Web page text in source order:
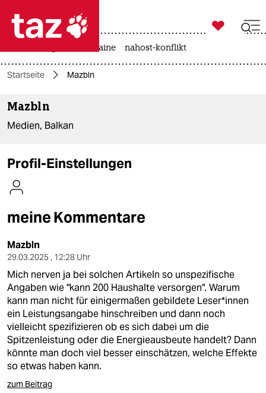
 taz zahl ich
themen
politik
öko
gesellschaft
kultur
sport
berlin
nord
wahrheit
verlag
verlag

taz zahl ich
krieg in der ukraine nahost-konflikt
Startseite Mazbln
Mazbln
Medien, Balkan
Profil-Einstellungen
meine Kommentare
Mazbln
29.03.2025 , 12:28 Uhr
Mich nerven ja bei solchen Artikeln so unspezifische
Angaben wie "kann 200 Haushalte versorgen". Warum
kann man nicht für einigermaßen gebildete Leser*innen
ein Leistungsangabe hinschreiben und dann noch
vielleicht spezifizieren ob es sich dabei um die
Spitzenleistung oder die Energieausbeute handelt? Dann
könnte man doch viel besser einschätzen, welche Effekte
so etwas haben kann.
zum Beitrag